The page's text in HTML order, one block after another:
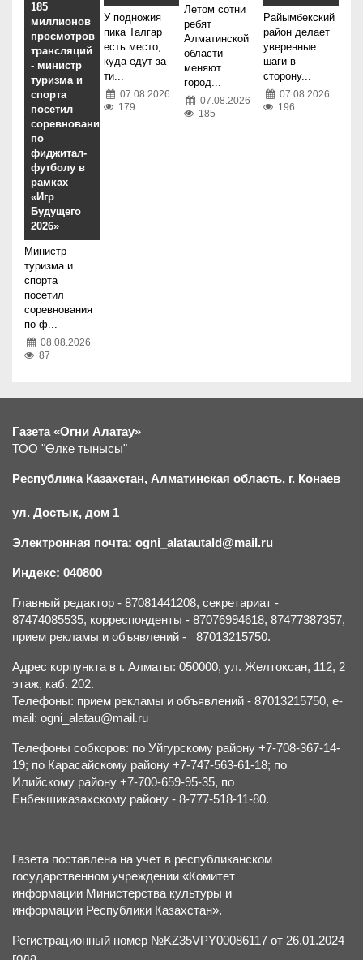
185
миллионов
просмотров
трансляций
- министр
туризма и
спорта
посетил
соревнования
по
фиджитал-
футболу в
рамках
«Игр
Будущего
2026»
Министр
туризма и
спорта
посетил
соревнования
по ф...
08.08.2026
87
У подножия
пика Талгар
есть место,
куда едут за
ти...
07.08.2026
179
Летом сотни
ребят
Алматинской
области
меняют
город...
07.08.2026
185
Райымбекский
район делает
уверенные
шаги в
сторону...
07.08.2026
196
Газета «Огни Алатау»
ТОО "Өлке тынысы"
Республика Казахстан, Алматинская область, г. Конаев
ул. Достык, дом 1
Электронная почта: ogni_alatautald@mail.ru
Индекс: 040800
Главный редактор - 87081441208, секретариат -
87474085535, корреспонденты - 87076994618, 87477387357,
прием рекламы и объявлений - 87013215750.
Адрес корпункта в г. Алматы: 050000, ул. Желтоксан, 112, 2
этаж, каб. 202.
Телефоны: прием рекламы и объявлений - 87013215750, e-
mail: ogni_alatau@mail.ru
Телефоны собкоров: по Уйгурскому району +7-708-367-14-
19; по Карасайскому району +7-747-563-61-18; по
Илийскому району +7-700-659-95-35, по
Енбекшиказахскому району - 8-777-518-11-80.
Газета поставлена на учет в республиканском
государственном учреждении «Комитет
информации Министерства культуры и
информации Республики Казахстан».
Регистрационный номер №KZ35VPY00086117 от 26.01.2024
года.